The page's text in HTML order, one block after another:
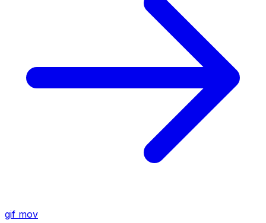
gif mov